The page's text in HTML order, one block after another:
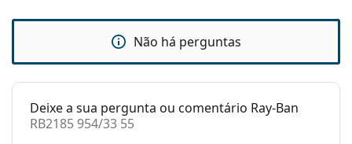
Pano de
Sim
Outros
Categoria:
Óculos de sol
Não há perguntas
Deixe a sua pergunta ou comentário Ray-Ban
RB2185 954/33 55